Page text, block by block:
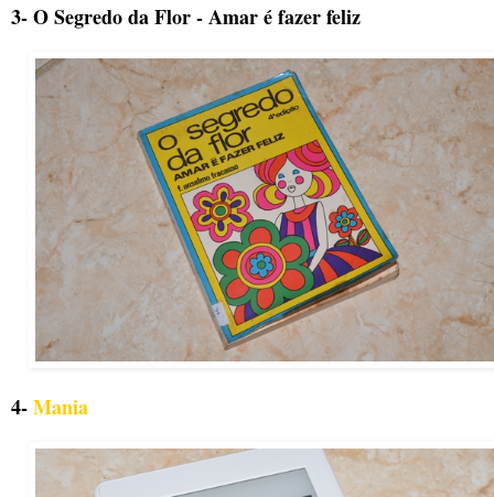
3- O Segredo da Flor - Amar é fazer feliz
4-Mania